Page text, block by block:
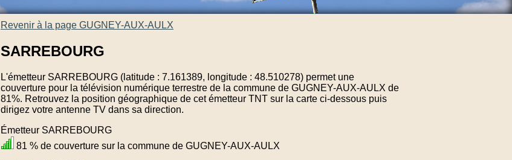
Revenir à la page GUGNEY-AUX-AULX
SARREBOURG
L'émetteur SARREBOURG (latitude : 7.161389, longitude : 48.510278) permet une
couverture pour la télévision numérique terrestre de la commune de GUGNEY-AUX-AULX de
81%. Retrouvez la position géographique de cet émetteur TNT sur la carte ci-dessous puis
dirigez votre antenne TV dans sa direction.
Émetteur SARREBOURG
81 % de couverture sur la commune de GUGNEY-AUX-AULX